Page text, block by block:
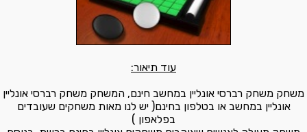
עוד תיאור:
משחק משחק רברסי אונליין במחשב חינם, המשחק משחק רברסי אונליין
אונליין במחשב או בטלפון בחינם( יש לנו מאות משחקים שעובדים
בפלאפון )